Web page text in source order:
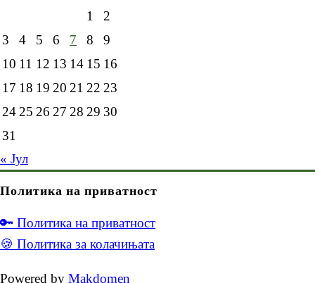
1
2
3
4 5 6 7 8
9
10 11 12 13 14 15 16
17 18 19 20 21 22 23
24 25 26 27 28 29 30
31
« Јул
Политика на приватност
🔑 Политика на приватност
🍪 Политика за колачињата
Powered by Makdomen